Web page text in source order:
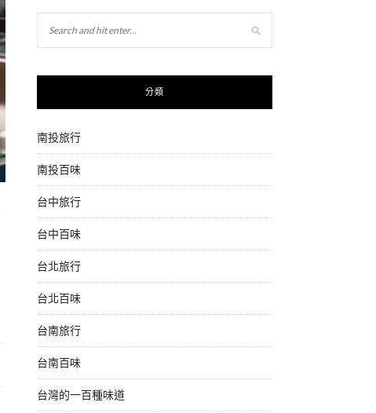
分類
南投旅行
南投百味
台中旅行
台中百味
台北旅行
台北百味
台南旅行
台南百味
台灣的一百種味道